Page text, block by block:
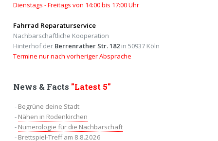
Dienstags - Freitags von 14:00 bis 17:00 Uhr
Fahrrad Reparaturservice
Nachbarschaftliche Kooperation
Hinterhof der Berrenrather Str. 182 in 50937 Köln
Termine nur nach vorheriger Absprache
News & Facts "Latest 5"
- Begrüne deine Stadt
- Nähen in Rodenkirchen
- Numerologie für die Nachbarschaft
- Brettspiel-Treff am 8.8.2026